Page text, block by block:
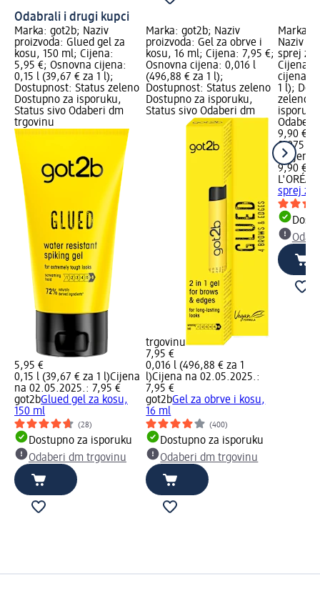
Odabrali i drugi kupci
Marka: got2b; Naziv
proizvoda: Glued gel za
kosu, 150 ml; Cijena:
5,95 €; Osnovna cijena:
0,15 l (39,67 € za 1 l);
Dostupnost: Status zeleno
Dostupno za isporuku,
Status sivo Odaberi dm
trgovinu
5,95 €
0,15 l (39,67 € za 1 l)Cijena
na 02.05.2025.: 7,95 €
got2bGlued gel za kosu,
150 ml
(28)
Dostupno za isporuku
Odaberi dm trgovinu
Marka: got2b; Naziv
proizvoda: Gel za obrve i
kosu, 16 ml; Cijena: 7,95 €;
Osnovna cijena: 0,016 l
(496,88 € za 1 l);
Dostupnost: Status zeleno
Dostupno za isporuku,
Status sivo Odaberi dm
trgovinu
7,95 €
0,016 l (496,88 € za 1
l)Cijena na 02.05.2025.:
7,95 €
got2bGel za obrve i kosu,
16 ml
(400)
Dostupno za isporuku
Odaberi dm trgovinu
Marka:
Naziv
sprej za
Cijena:
cijena:
1 l);
zeleno
Odaberi
9,90 €
0,075 l
l)Cijena
9,90 €
L'ORÉAL
sprej za